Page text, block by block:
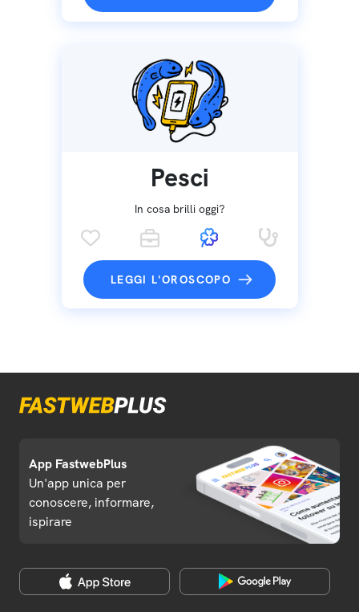
Pesci
In cosa brilli oggi?
LEGGI L'OROSCOPO
App FastwebPlus
Un'app unica per
conoscere, informare,
ispirare